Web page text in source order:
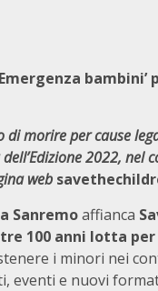
bambini’
morire per cause
2022, nel
web
Sanremoaffianca
100 anni lotta
i minori nei
eventi e nuovi